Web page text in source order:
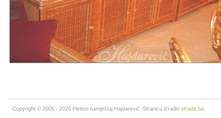
Copyright © 2005 - 2026 Pleteni namještaj Hajdarević. Stranicu izradio etrade.ba